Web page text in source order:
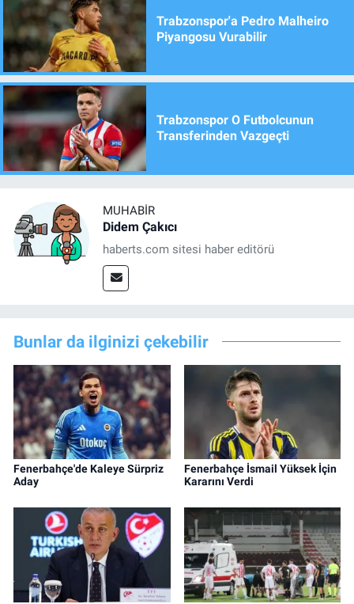
Trabzonspor'a Pedro Malheiro
Piyangosu Vurabilir
Trabzonspor O Futbolcunun
Transferinden Vazgeçti
MUHABIR
Didem Çakıcı
haberts.com sitesi haber editörü
Bunlar da ilginizi çekebilir
Fenerbahçe'de Kaleye Sürpriz
Aday
Fenerbahçe İsmail Yüksek İçin
Kararını Verdi